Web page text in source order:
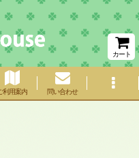
カート
利用案内 問い合わせ